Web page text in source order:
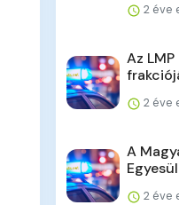
2 éve
Az
2 éve
A
2 éve